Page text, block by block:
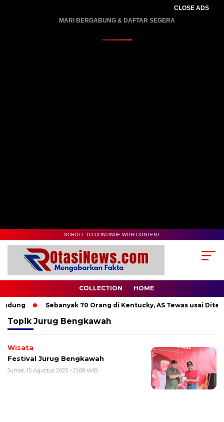
CLOSE ADS
MARI BERGABUNG & DAFTAR SEGERA
SCROLL TO CONTINUE WITH CONTENT
COLLECTION HOME
Sebanyak 70 Orang di Kentucky, AS Tewas usai
Topik Jurug Bengkawah
Wisata
Festival Jurug Bengkawah
Jumat, 15 Agustus 2025 - 21:08 WIB